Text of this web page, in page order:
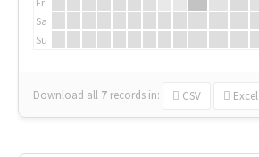
Sa
Su
Download all 7 records in: CSV Excel